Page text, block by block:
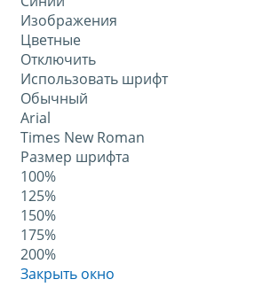
Изображения
Цветные
Отключить
Использовать шрифт
Обычный
Arial
Times New Roman
Размер шрифта
100%
125%
150%
175%
200%
Закрыть окно